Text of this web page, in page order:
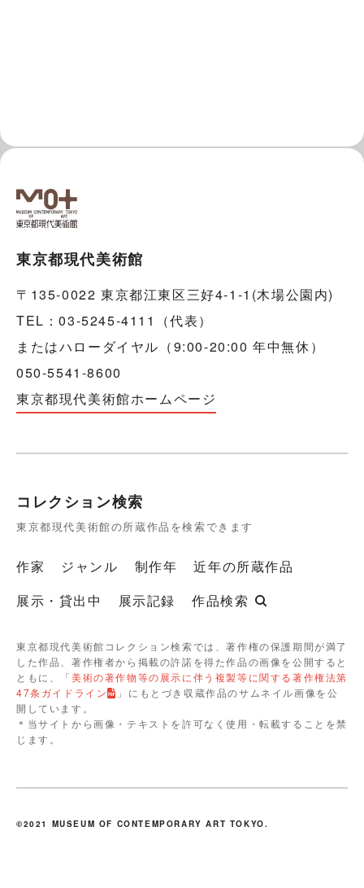
東京都現代美術館
〒135-0022 東京都江東区三好4-1-1(木場公園内)
TEL：03-5245-4111（代表）
またはハローダイヤル（9:00-20:00 年中無休）
050-5541-8600
東京都現代美術館ホームページ
コレクション検索
東京都現代美術館の所蔵作品を検索できます
作家 ジャンル 制作年
近年の所蔵作品
展示・貸出中
展示記録 作品検索
東京都現代美術館コレクション検索では、著作権の保護期間が満了
した作品、著作権者から掲載の許諾を得た作品の画像を公開すると
ともに、「美術の著作物等の展示に伴う複製等に関する著作権法第
47条ガイドライン
」にもとづき収蔵作品のサムネイル画像を公
開しています。
＊当サイトから画像・テキストを許可なく使用・転載することを禁
じます。
©2021 MUSEUM OF CONTEMPORARY ART TOKYO.